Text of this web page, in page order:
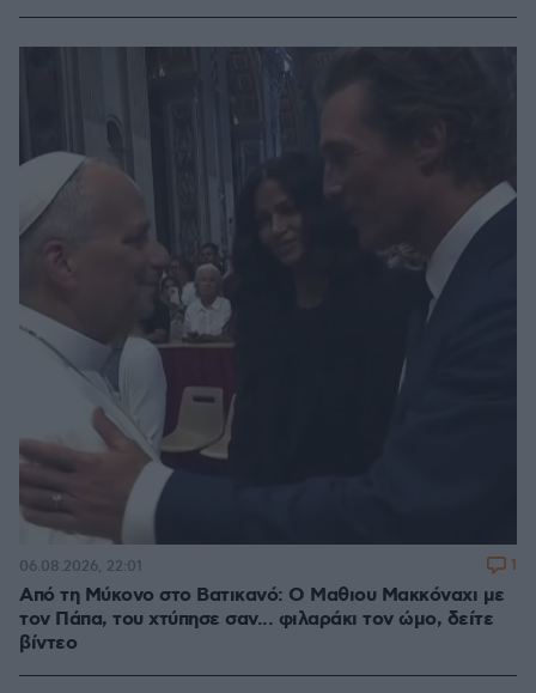
Από τη Μύκονο στο Βατικανό: Ο Μαθιου Μακκόναχι με
τον Πάπα, του χτύπησε σαν... φιλαράκι τον ώμο, δείτε
βίντεο
06.08.2026, 22:01 1